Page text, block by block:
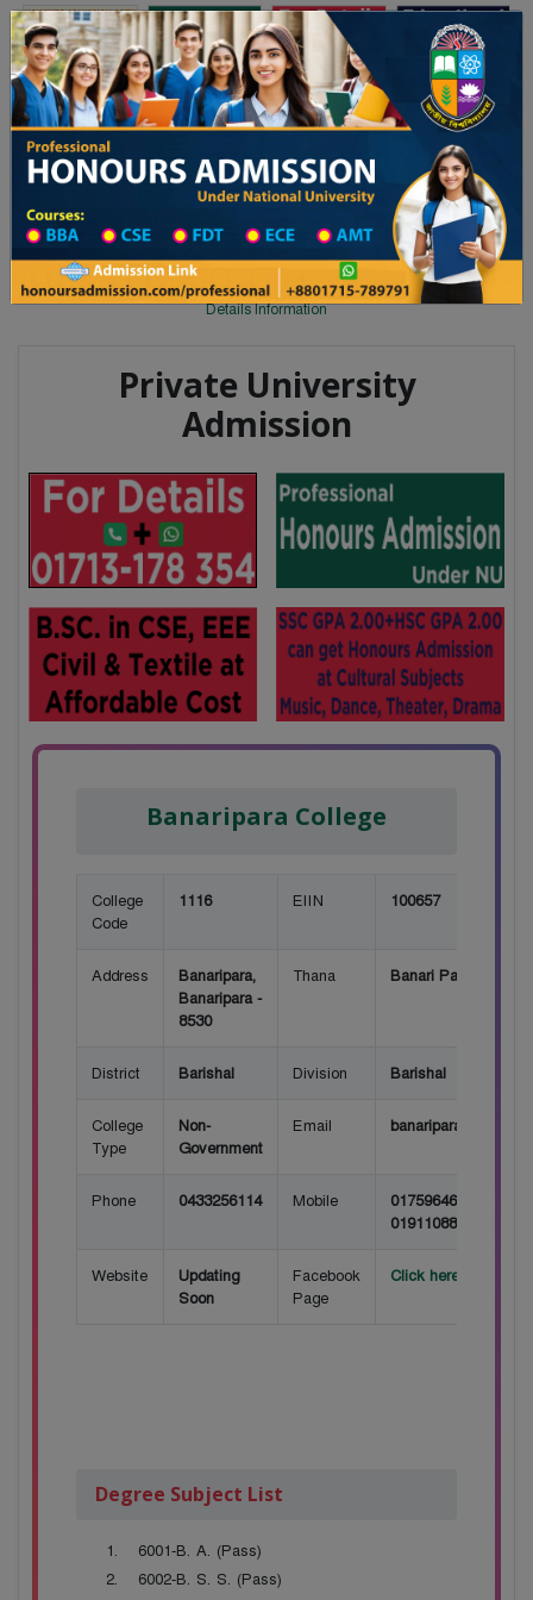
Toggle navigation অনার্স ভর্তি প্রফেশনাল অনার্স
Updates
২৬ শিক্ষাবর্ষের ১ম বর্ষের ভর্তি আবেদন বিজ্ঞপ্তি ঢাকা বিশ্ববিদ্যালয় ২০২৫-২৬
Degree College All Division
Degree College District Wise
Degree College in Barishal
Details Information
Private University
Admission
Banaripara College
College
Code
1116 EIIN 100657
Address
Banaripara,
Banaripara -
8530
Thana Banari Para
District Barishal Division Barishal
College
Type
Non-
Government
Email
Phone 0433256114 Mobile
01759646814,
01911088975
Website
Updating
Soon
Facebook
Page
Click here for
Degree Subject List
6001-B. A. (Pass)
6002-B. S. S. (Pass)